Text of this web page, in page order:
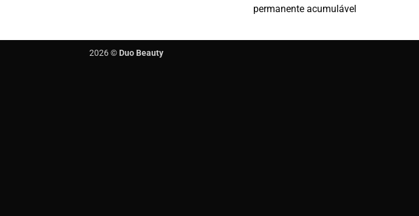
permanente acumulável
2026 © Duo Beauty